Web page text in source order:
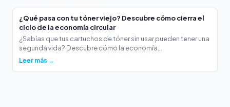
¿Qué pasa con tu tóner viejo? Descubre cómo cierra el
ciclo de la economía circular
¿Sabías que tus cartuchos de tóner sin usar pueden tener una
segunda vida? Descubre cómo la economía...
Leer más →